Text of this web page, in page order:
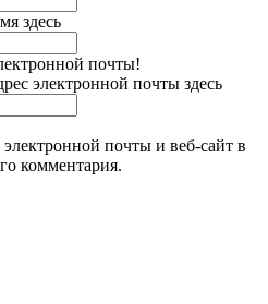
здесь
почты!
электронной почты здесь
почты и веб-сайт в
комментария.